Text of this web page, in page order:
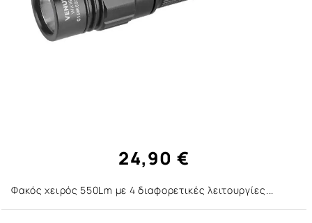
24,90 €
Φακός χειρός 550Lm με 4 διαφορετικές λειτουργίες...